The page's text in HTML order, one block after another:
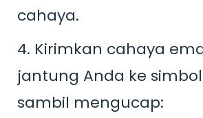
cahaya.
4. Kirimkan cahaya
jantung Anda ke
sambil mengucap: